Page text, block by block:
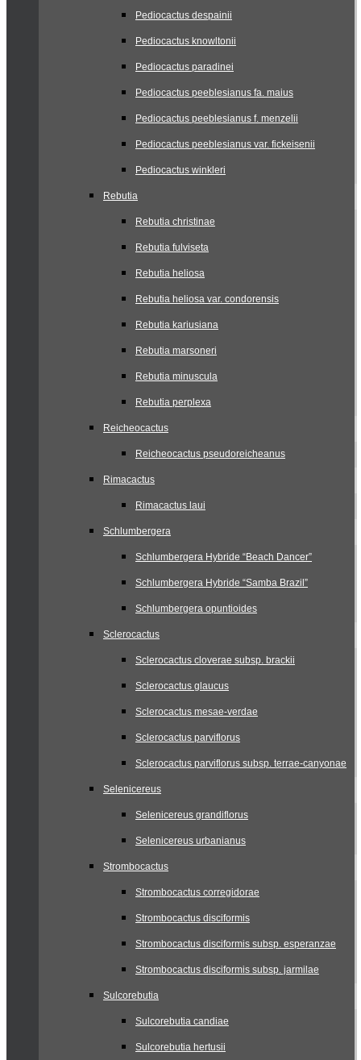
Pediocactus despainii
Pediocactus knowltonii
Pediocactus paradinei
Pediocactus peeblesianus fa. maius
Pediocactus peeblesianus f. menzelii
Pediocactus peeblesianus var. fickeisenii
Pediocactus winkleri
Rebutia
Rebutia christinae
Rebutia fulviseta
Rebutia heliosa
Rebutia heliosa var. condorensis
Rebutia kariusiana
Rebutia marsoneri
Rebutia minuscula
Rebutia perplexa
Reicheocactus
Reicheocactus pseudoreicheanus
Rimacactus
Rimacactus laui
Schlumbergera
Schlumbergera Hybride “Beach Dancer”
Schlumbergera Hybride “Samba Brazil”
Schlumbergera opuntioides
Sclerocactus
Sclerocactus cloverae subsp. brackii
Sclerocactus glaucus
Sclerocactus mesae-verdae
Sclerocactus parviflorus
Sclerocactus parviflorus subsp. terrae-canyonae
Selenicereus
Selenicereus grandiflorus
Selenicereus urbanianus
Strombocactus
Strombocactus corregidorae
Strombocactus disciformis
Strombocactus disciformis subsp. esperanzae
Strombocactus disciformis subsp. jarmilae
Sulcorebutia
Sulcorebutia candiae
Sulcorebutia hertusii